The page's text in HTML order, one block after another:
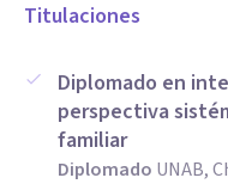
Titulaciones
Diplomado en
perspectiva
familiar
Diplomado UNAB,